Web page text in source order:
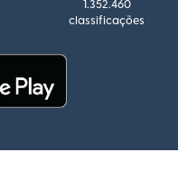
1.352.460
classificações